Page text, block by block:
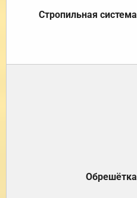
Стропильная система
Обрешётка